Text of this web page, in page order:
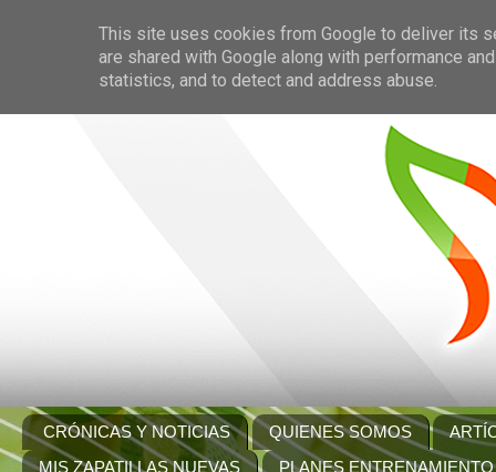
CRÓNICAS Y NOTICIAS QUIENES SOMOS
MIS ZAPATILLAS NUEVAS
PLANES ENTRENAMIENTO
This site uses cookies from Google to deliver its
are shared with Google along with performance
statistics, and to detect and address abuse.